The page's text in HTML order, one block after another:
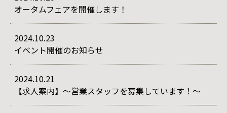
オータムフェアを開催します！
2024.10.23
イベント開催のお知らせ
2024.10.21
【求人案内】～営業スタッフを募集しています！～